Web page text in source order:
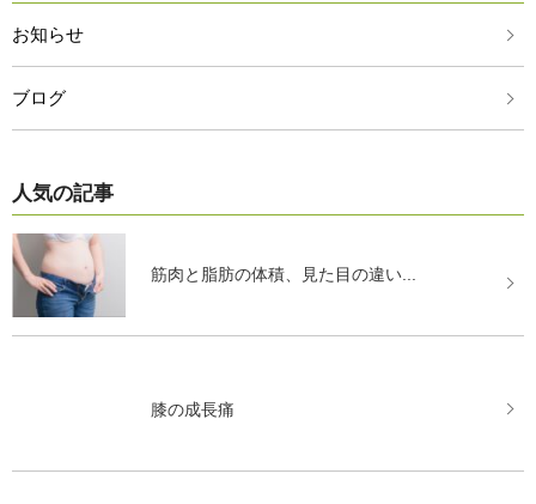
お知らせ
ブログ
人気の記事
筋肉と脂肪の体積、見た目の違い...
膝の成長痛